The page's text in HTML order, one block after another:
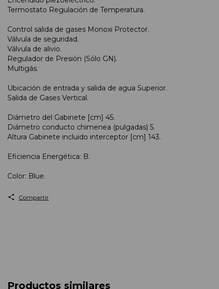
Termostato Regulación de Temperatura.
Control salida de gases Monoxi Protector.
Válvula de seguridad.
Válvula de alivio.
Regulador de Presión (Sólo GN).
Multigás.
Ubicación de entrada y salida de agua Superior.
Salida de Gases Vertical.
Diámetro del Gabinete [cm] 45.
Diámetro conducto chimenea (pulgadas) 5.
Altura Gabinete incluido interceptor [cm] 143.
Eficiencia Energética: B.
Color: Blue.
Compartir
Productos similares